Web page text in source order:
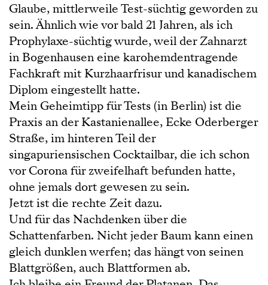
Glaube, mittlerweile Test-süchtig geworden zu
sein. Ähnlich wie vor bald 21 Jahren, als ich
Prophylaxe-süchtig wurde, weil der Zahnarzt
in Bogenhausen eine karohemdentragende
Fachkraft mit Kurzhaarfrisur und kanadischem
Diplom eingestellt hatte.
Mein Geheimtipp für Tests (in Berlin) ist die
Praxis an der Kastanienallee, Ecke Oderberger
Straße, im hinteren Teil der
singapuriensischen Cocktailbar, die ich schon
vor Corona für zweifelhaft befunden hatte,
ohne jemals dort gewesen zu sein.
Jetzt ist die rechte Zeit dazu.
Und für das Nachdenken über die
Schattenfarben. Nicht jeder Baum kann einen
gleich dunklen werfen; das hängt von seinen
Blattgrößen, auch Blattformen ab.